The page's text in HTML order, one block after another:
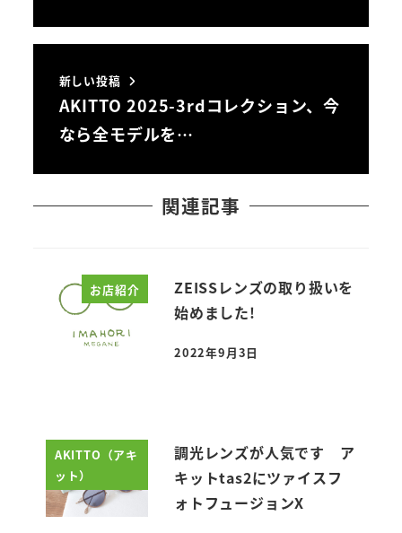
新しい投稿
AKITTO 2025-3rdコレクション、今
なら全モデルを…
関連記事
お店紹介
ZEISSレンズの取り扱いを
始めました!
投稿日
2022年9月3日
AKITTO（アキ
ット）
調光レンズが人気です ア
キットtas2にツァイスフ
ォトフュージョンX